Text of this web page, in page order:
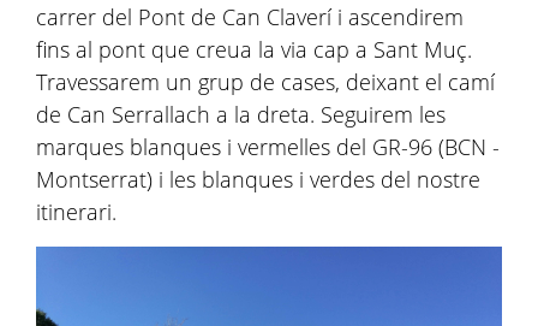
carrer del Pont de Can Claverí i ascendirem
fins al pont que creua la via cap a Sant Muç.
Travessarem un grup de cases, deixant el camí
de Can Serrallach a la dreta. Seguirem les
marques blanques i vermelles del GR-96 (BCN -
Montserrat) i les blanques i verdes del nostre
itinerari.